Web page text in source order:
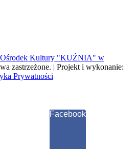
Kultury "KUŹNIA" w
zastrzeżone. | Projekt i wykonanie:
Prywatności
Facebook